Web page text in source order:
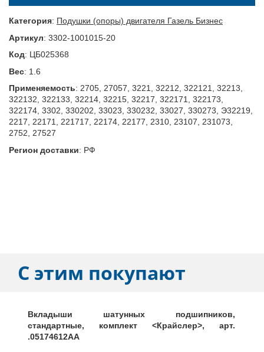
Категория: Подушки (опоры) двигателя Газель Бизнес
Артикул: 3302-1001015-20
Код: ЦБ025368
Вес: 1.6
Применяемость: 2705, 27057, 3221, 32212, 322121, 32213,
322132, 322133, 32214, 32215, 32217, 322171, 322173,
322174, 3302, 330202, 33023, 330232, 33027, 330273, Э32219,
2217, 22171, 221717, 22174, 22177, 2310, 23107, 231073,
2752, 27527
Регион доставки: РФ
С этим покупают
Вкладыши шатунных подшипников,
стандартные, комплект <Крайслер>, арт.
.05174612AA